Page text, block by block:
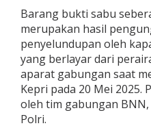
r
a
H
a
d
r
L
a
Barang bukti sabu
merupakan hasil
penyelundupan oleh
yang berlayar dari
aparat gabungan saat
Kepri pada 20 Mei 2025.
oleh tim gabungan BNN,
Polri.